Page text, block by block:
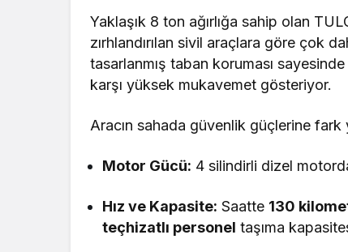
Yaklaşık 8 ton ağırlığa sahip olan
zırhlandırılan sivil araçlara göre çok
tasarlanmış taban koruması
karşı yüksek mukavemet gösteriyor.
Aracın sahada güvenlik güçlerine
Motor Gücü: 4 silindirli dizel
Hız ve Kapasite: Saatte 130
teçhizatlı personel taşıma